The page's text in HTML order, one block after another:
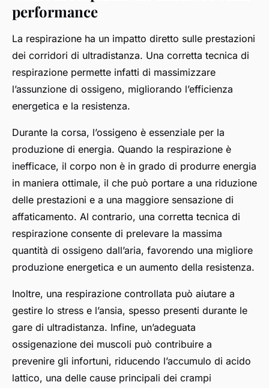
performance
La respirazione ha un impatto diretto sulle prestazioni
dei corridori di ultradistanza. Una corretta tecnica di
respirazione permette infatti di massimizzare
l’assunzione di ossigeno, migliorando l’efficienza
energetica e la resistenza.
Durante la corsa, l’ossigeno è essenziale per la
produzione di energia. Quando la respirazione è
inefficace, il corpo non è in grado di produrre energia
in maniera ottimale, il che può portare a una riduzione
delle prestazioni e a una maggiore sensazione di
affaticamento. Al contrario, una corretta tecnica di
respirazione consente di prelevare la massima
quantità di ossigeno dall’aria, favorendo una migliore
produzione energetica e un aumento della resistenza.
Inoltre, una respirazione controllata può aiutare a
gestire lo stress e l’ansia, spesso presenti durante le
gare di ultradistanza. Infine, un’adeguata
ossigenazione dei muscoli può contribuire a
prevenire gli infortuni, riducendo l’accumulo di acido
lattico, una delle cause principali dei crampi